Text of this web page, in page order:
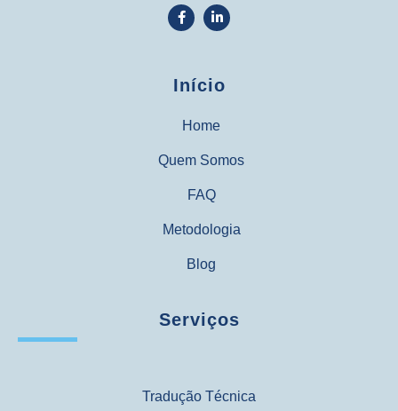
Início
Home
Quem Somos
FAQ
Metodologia
Blog
Serviços
Tradução Técnica